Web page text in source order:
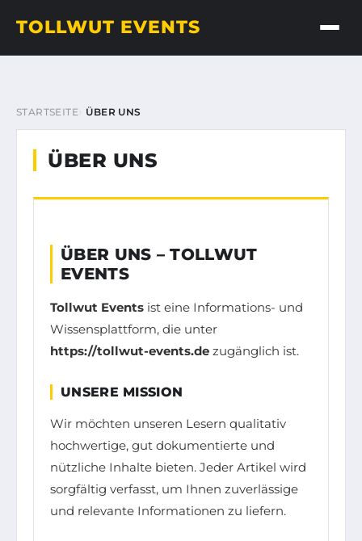
TOLLWUT EVENTS
STARTSEITE ÜBER UNS
ÜBER UNS
ÜBER UNS – TOLLWUT
EVENTS
Tollwut Events ist eine Informations- und
Wissensplattform, die unter
https://tollwut-events.de zugänglich ist.
UNSERE MISSION
Wir möchten unseren Lesern qualitativ
hochwertige, gut dokumentierte und
nützliche Inhalte bieten. Jeder Artikel wird
sorgfältig verfasst, um Ihnen zuverlässige
und relevante Informationen zu liefern.